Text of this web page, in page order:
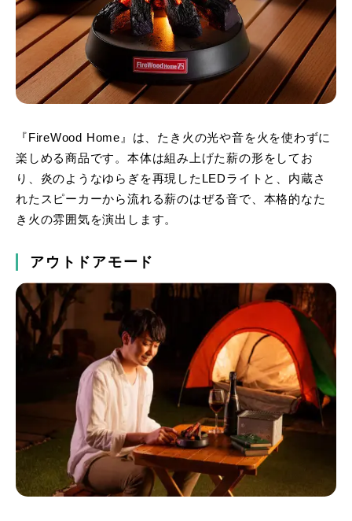
『FireWood Home』は、たき火の光や音を火を使わずに
楽しめる商品です。本体は組み上げた薪の形をしてお
り、炎のようなゆらぎを再現したLEDライトと、内蔵さ
れたスピーカーから流れる薪のはぜる音で、本格的なた
き火の雰囲気を演出します。
アウトドアモード